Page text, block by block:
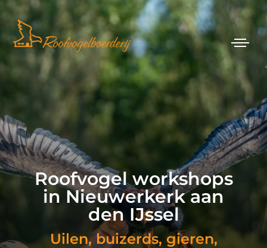
Roofvogel workshops
in Nieuwerkerk aan
den IJssel
Uilen, buizerds, gieren,